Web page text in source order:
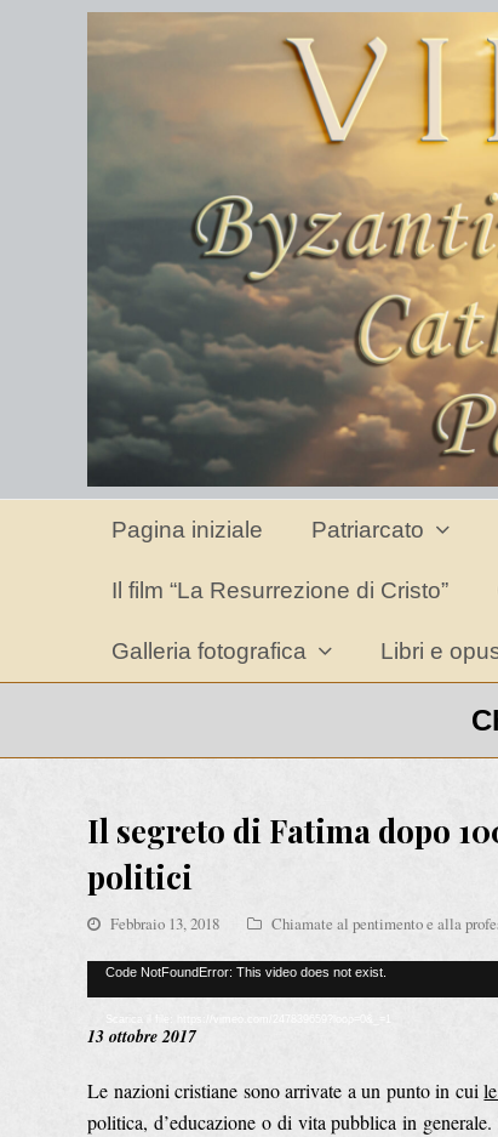
Pagina iniziale Patriarcato
Il film “La Resurrezione di Cristo”
Galleria fotografica Libri e
Il segreto di Fatima dopo
politici
Febbraio 13, 2018 Chiamate al pentimento e alla
Code NotFoundError: This video does not exist.
Scarica il file: https://vimeo.com/247839659?loop=0&_=1
13 ottobre 2017
Le nazioni cristiane sono arrivate a un punto in cui
politica, d’educazione o di vita pubblica in